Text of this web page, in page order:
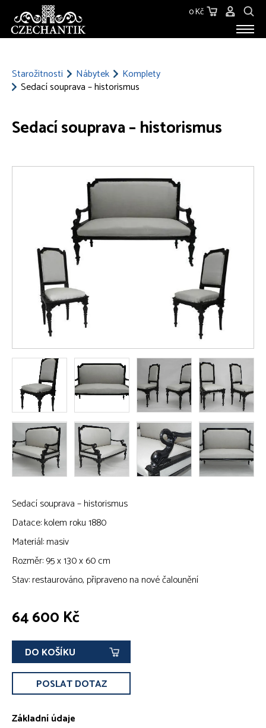
0 Kč
Starožitnosti Nábytek
Komplety
Sedací souprava – historismus
Sedací souprava – historismus
Sedací souprava – historismus
Datace: kolem roku 1880
Materiál: masiv
Rozměr: 95 x 130 x 60 cm
Stav: restaurováno, připraveno na nové čalounění
64 600 Kč
DO KOŠÍKU
POSLAT DOTAZ
Základní údaje